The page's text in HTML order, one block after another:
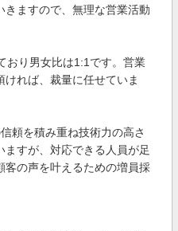
きますので、無理な営業活動
おり男女比は1:1です。営業
れば、裁量に任せていま
頼を積み重ね技術力の高さ
すが、対応できる人員が足
客の声を叶えるための増員採